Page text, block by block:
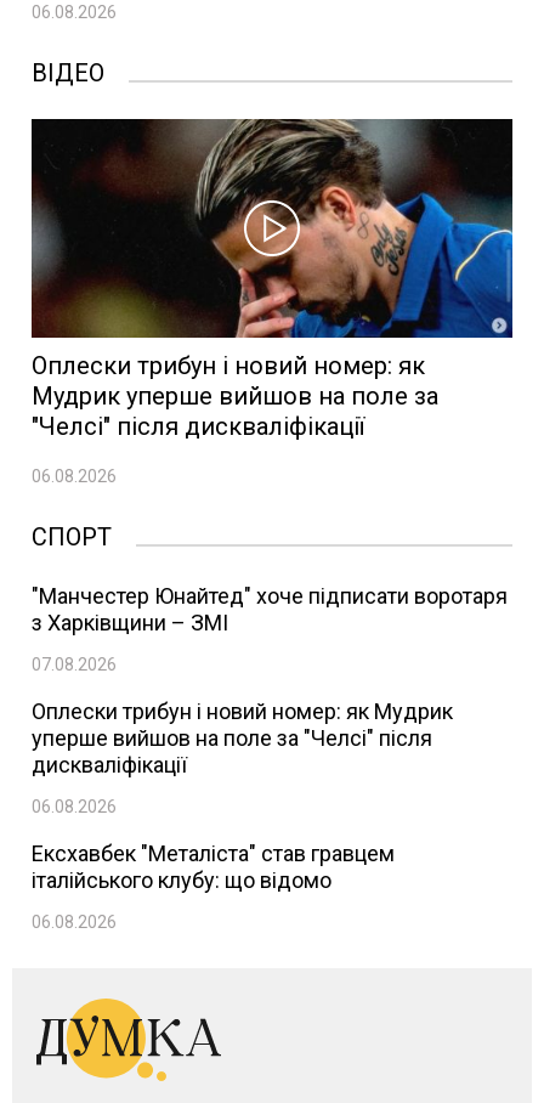
06.08.2026
ВІДЕО
Оплески трибун і новий номер: як
Мудрик уперше вийшов на поле за
"Челсі" після дискваліфікації
06.08.2026
СПОРТ
"Манчестер Юнайтед" хоче підписати воротаря
з Харківщини – ЗМІ
07.08.2026
Оплески трибун і новий номер: як Мудрик
уперше вийшов на поле за "Челсі" після
дискваліфікації
06.08.2026
Ексхавбек "Металіста" став гравцем
італійського клубу: що відомо
06.08.2026